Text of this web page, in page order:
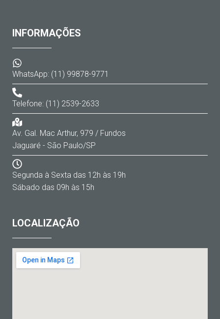
INFORMAÇÕES
WhatsApp: (11) 99878-9771
Telefone: (11) 2539-2633
Av. Gal. Mac Arthur, 979 / Fundos
Jaguaré - São Paulo/SP
Segunda à Sexta das 12h às 19h
Sábado das 09h às 15h
LOCALIZAÇÃO